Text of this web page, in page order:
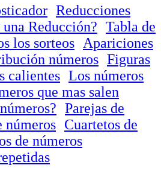
Reducciones
una Reducción? Tabla de
los sorteos
Apariciones
números Figuras
calientes Los números
que mas salen
Parejas de
números Cuartetos de
de números